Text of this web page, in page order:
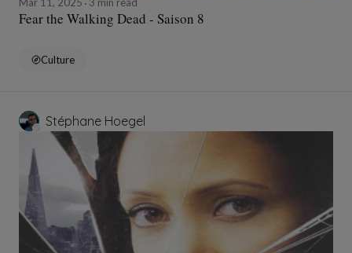
Mar 11, 2025 3 min read
Fear the Walking Dead - Saison 8
Culture
Stéphane Hoegel